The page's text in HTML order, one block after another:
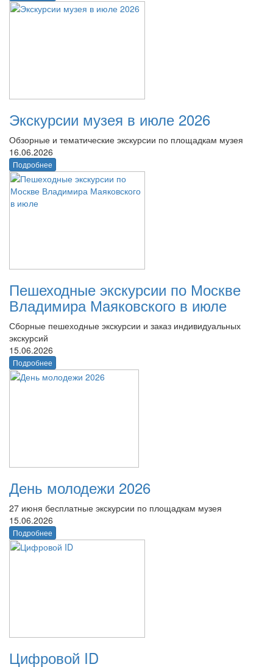
Экскурсии музея в июле 2026
Обзорные и тематические экскурсии по площадкам музея
16.06.2026
Подробнее
Пешеходные экскурсии по Москве
Владимира Маяковского в июле
Сборные пешеходные экскурсии и заказ индивидуальных
экскурсий
15.06.2026
Подробнее
День молодежи 2026
27 июня бесплатные экскурсии по площадкам музея
15.06.2026
Подробнее
Цифровой ID